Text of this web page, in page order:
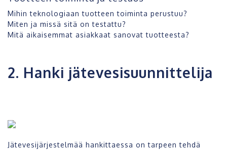
Mihin teknologiaan tuotteen toiminta perustuu?
Miten ja missä sitä on testattu?
Mitä aikaisemmat asiakkaat sanovat tuotteesta?
2. Hanki jätevesisuunnittelija
Jätevesijärjestelmää hankittaessa on tarpeen tehdä